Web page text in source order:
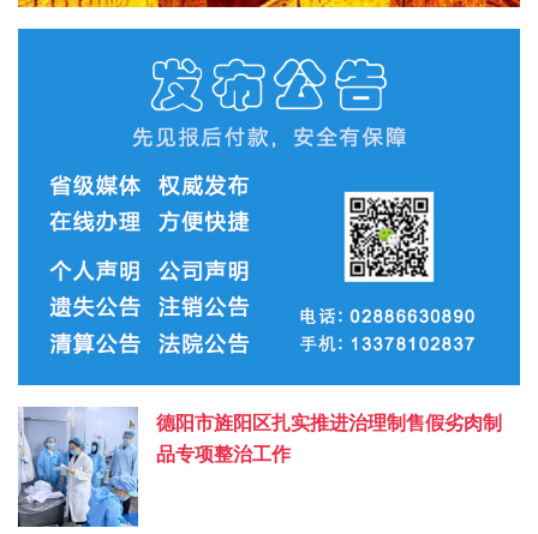
德阳市旌阳区扎实推进治理制售假劣肉制
品专项整治工作